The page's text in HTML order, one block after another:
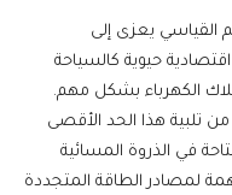
القياسي يعزى إلى
حيوية كالسياحة
الكهرباء بشكل مهم.
تلبية هذا الحد الأقصى
في الذروة المسائية
مهمة لمصادر الطاقة المتجددة